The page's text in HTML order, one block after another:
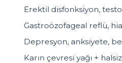
Erektil disfonksiyon,
Gastroözofageal reflü,
Depresyon, anksiyete,
Karın çevresi yağı +